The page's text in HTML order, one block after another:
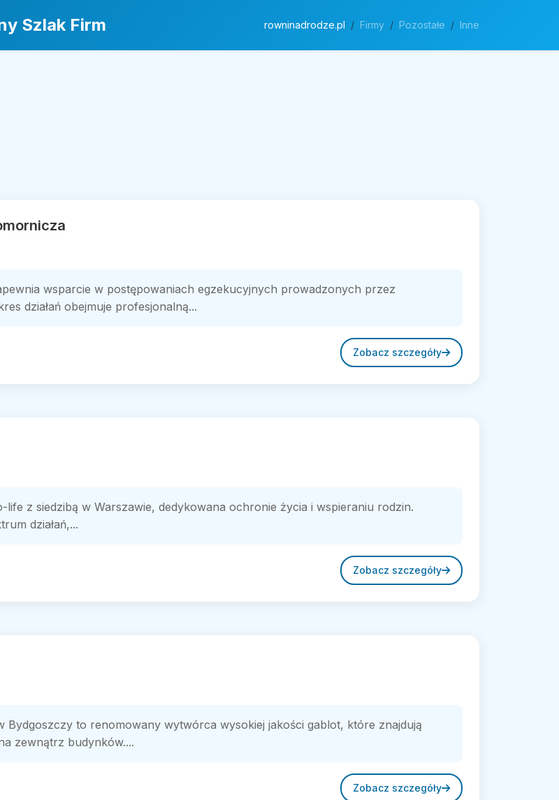
Szlak Firm rowninadrodze.pl Firmy Pozostałe Inne
wsparcie w postępowaniach egzekucyjnych prowadzonych przez
działań obejmuje profesjonalną...
Zobacz szczegóły
life z siedzibą w Warszawie, dedykowana ochronie życia i wspieraniu rodzin.
działań,...
Zobacz szczegóły
Bydgoszczy to renomowany wytwórca wysokiej jakości gablot, które znajdują
zewnątrz budynków....
Zobacz szczegóły